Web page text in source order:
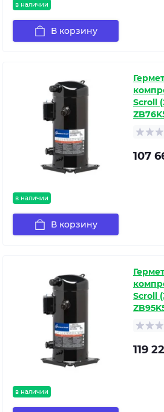
в наличии
В корзину
в наличии
Scroll
107
В корзину
в наличии
Scroll
119